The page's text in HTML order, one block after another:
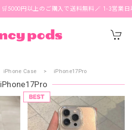
🛒5000円以上のご購入で送料無料🪄 1-3営業日
iPhone Case iPhone17Pro
iPhone17Pro